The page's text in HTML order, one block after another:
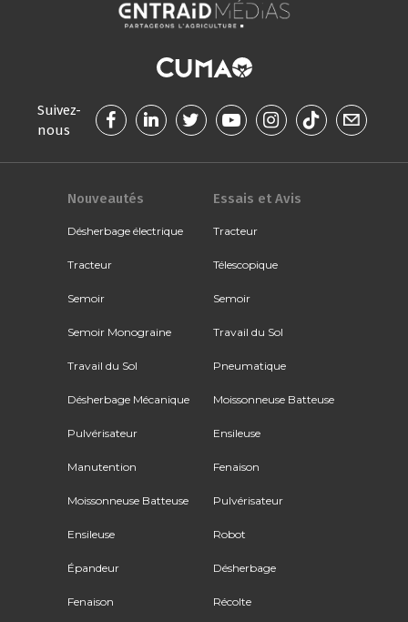
Suivez-
nous
Nouveautés
Désherbage électrique
Tracteur
Semoir
Semoir Monograine
Travail du Sol
Désherbage Mécanique
Pulvérisateur
Manutention
Moissonneuse Batteuse
Ensileuse
Épandeur
Fenaison
Essais et Avis
Tracteur
Télescopique
Semoir
Travail du Sol
Pneumatique
Moissonneuse Batteuse
Ensileuse
Fenaison
Pulvérisateur
Robot
Désherbage
Récolte